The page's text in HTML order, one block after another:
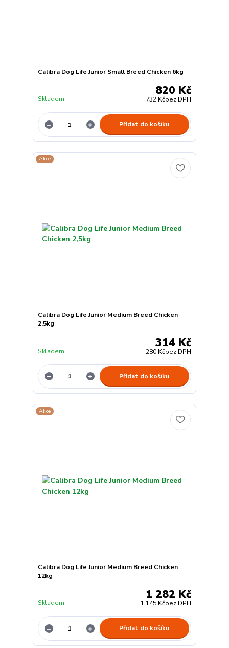
Calibra Dog Life Junior Small Breed Chicken 6kg
820 Kč
732 Kčbez DPH
Skladem
Přidat do košíku
Akce
Calibra Dog Life Junior Medium Breed Chicken
2,5kg
314 Kč
280 Kčbez DPH
Skladem
Přidat do košíku
Akce
Calibra Dog Life Junior Medium Breed Chicken
12kg
1 282 Kč
1 145 Kčbez DPH
Skladem
Přidat do košíku